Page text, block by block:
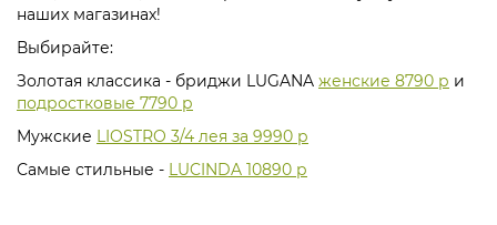
наших магазинах!
Выбирайте:
Золотая классика - бриджи LUGANA женские 8790 р и
подростковые 7790 р
Мужские LIOSTRO 3/4 лея за 9990 р
Самые стильные - LUCINDA 10890 р